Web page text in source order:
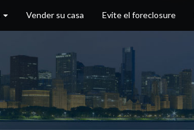
Vender su casa Evite el foreclosure